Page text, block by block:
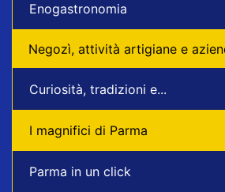
Enogastronomia
Negozì, attività artigiane e
Curiosità, tradizioni e...
I magnifici di Parma
Parma in un click